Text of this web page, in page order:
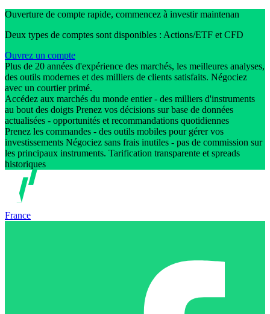
Ouverture de compte rapide, commencez à investir maintenan
Deux types de comptes sont disponibles : Actions/ETF et CFD
Ouvrez un compte
Plus de 20 années d'expérience des marchés, les meilleures analyses,
des outils modernes et des milliers de clients satisfaits. Négociez
avec un courtier primé.
Accédez aux marchés du monde entier - des milliers d'instruments
au bout des doigts Prenez vos décisions sur base de données
actualisées - opportunités et recommandations quotidiennes
Prenez les commandes - des outils mobiles pour gérer vos
investissements Négociez sans frais inutiles - pas de commission sur
les principaux instruments. Tarification transparente et spreads
historiques
France